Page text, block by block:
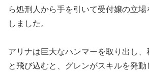
ら処刑人から手を引いて受付嬢の立場
しました。
アリナは巨大なハンマーを取り出し
と飛び込むと、グレンがスキルを発